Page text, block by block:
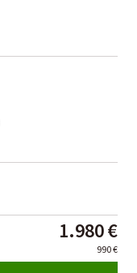
1.980 €
990 €